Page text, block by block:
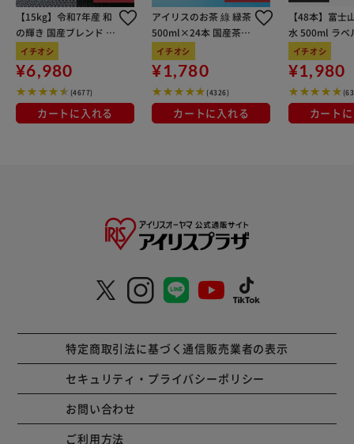
【15kg】令和7年産 和
の輝き 国産ブレンド 5
kg×3袋
イチオシ
¥6,980
(4677)
カートに入れる
アイリスのお茶 綠 緑茶
500ml×24本 国産茶葉
100％使用
イチオシ
¥1,780
(4326)
カートに入れる
【48本】富士
水 500ml ラベ
イチオシ
¥1,980
カート
特定商取引法に基づく通信販売業者の表示
セキュリティ・プライバシーポリシー
お問い合わせ
ご利用方法